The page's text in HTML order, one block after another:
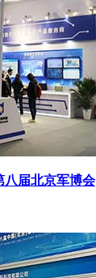
八届北京军博会